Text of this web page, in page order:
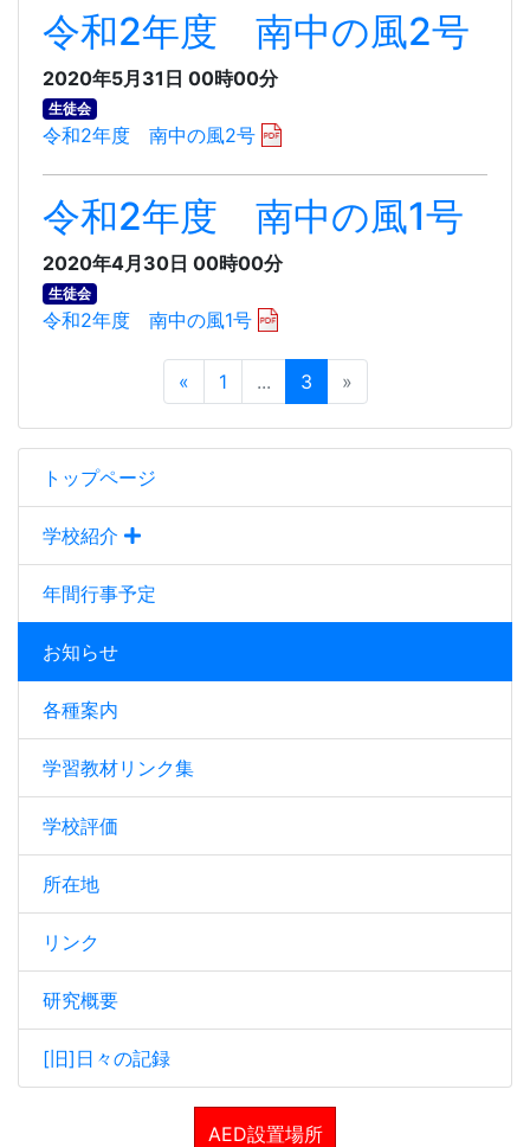
トップページ
学校紹介
年間行事予定
お知らせ
各種案内
学習教材リンク集
学校評価
所在地
リンク
研究概要
[旧]日々の記録
AED設置場所
令和2年度 南中の風2号
2020年5月31日 00時00分
生徒会
令和2年度 南中の風2号
令和2年度 南中の風1号
2020年4月30日 00時00分
生徒会
令和2年度 南中の風1号
« 1 ... 3 »